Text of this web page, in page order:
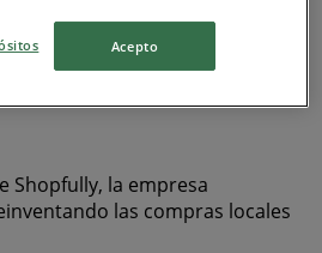
Calzado Romulo
Banco de
Banco de Bogotá
ELA
Droguería la Economía
Shopfully, la empresa
las compras locales
Acepto